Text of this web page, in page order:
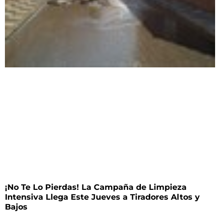
¡No Te Lo Pierdas! La Campaña de Limpieza
Intensiva Llega Este Jueves a Tiradores Altos y
Bajos